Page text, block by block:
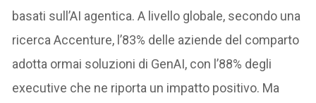
basati sull’AI agentica. A livello globale, secondo una
ricerca Accenture, l’83% delle aziende del comparto
adotta ormai soluzioni di GenAI, con l’88% degli
executive che ne riporta un impatto positivo. Ma